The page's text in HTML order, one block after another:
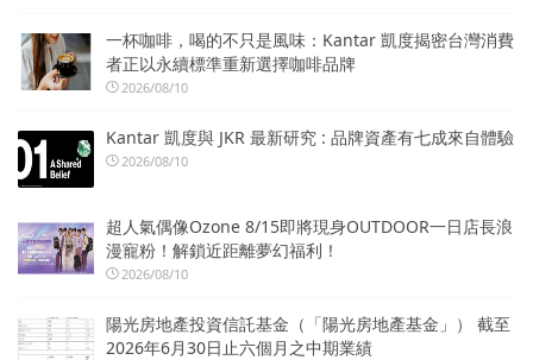
一杯咖啡，喝的不只是風味：Kantar 凱度揭密台灣消費
者正以永續標準重新選擇咖啡品牌
2026/08/10
Kantar 凱度與 JKR 最新研究 : 品牌資產有七成來自體驗
2026/08/10
超人氣偶像Ozone 8/15即將現身OUTDOOR一日店長浪
漫寵粉！解鎖近距離夢幻福利！
2026/08/10
陽光房地產投資信託基金（「陽光房地產基金」） 截至
2026年6月30日止六個月之中期業績